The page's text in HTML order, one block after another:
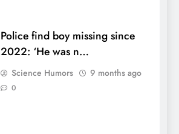
Police find boy missing since
2022: ‘He was n…
Science Humors 9 months ago
0